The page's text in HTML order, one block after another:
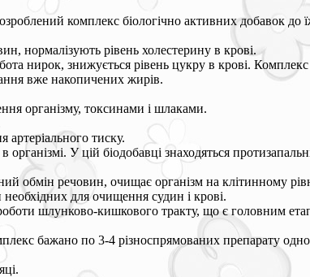
комплекс біологічно активних добавок до
нормалізують рівень холестерину в крові.
нирок, знижується рівень цукру в крові.
вже накопичених жирів.
організму, токсинами і шлаками.
артеріального тиску.
У цій біодобавці знаходяться
обмін речовин, очищає організм на клітинному
для очищення судин і крові.
шлунково-кишкового тракту, що є головним
бажано по 3-4 різноспрямованих препарату